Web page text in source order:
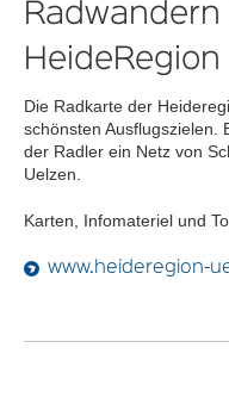
Radwandern
HeideRegion
Die Radkarte der
schönsten Ausflugszielen.
der Radler ein Netz von
Uelzen.
Karten, Infomateriel und
www.heideregion-